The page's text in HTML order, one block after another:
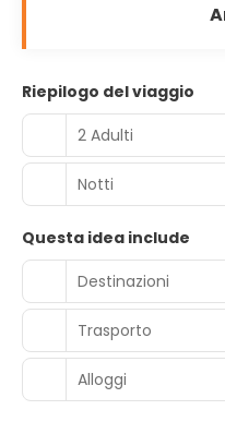
Riepilogo del viaggio
2 Adulti
Notti
Questa idea include
Destinazioni
Trasporto
Alloggi